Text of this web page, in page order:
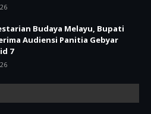
Budaya Melayu, Bupati
Audiensi Panitia Gebyar
7